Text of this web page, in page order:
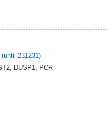
231231)
DUSP1, PCR